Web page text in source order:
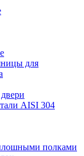
для
AISI 304
полками